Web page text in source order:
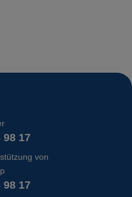
98 17
von
98 17